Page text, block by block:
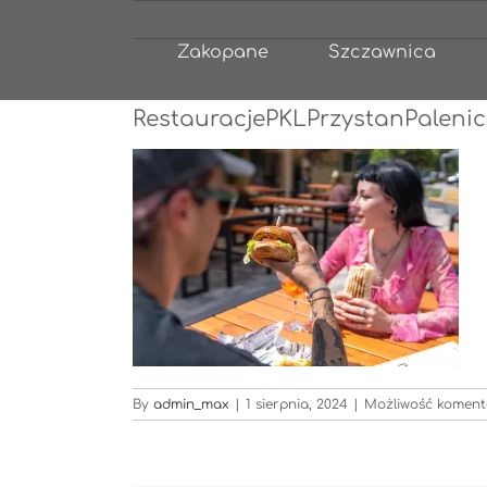
Zakopane Szczawnica
By admin_max | 1 sierpnia, 2024 | Możliwość